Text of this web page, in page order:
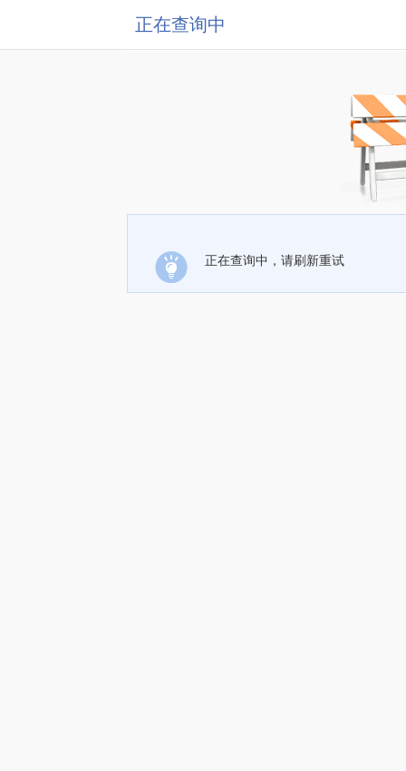
正在查询中
正在查询中，请刷新重试